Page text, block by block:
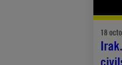
18